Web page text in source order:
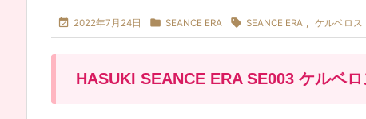
 2022年7月24日  SEANCE ERA  SEANCE ERA , ケルベロス
HASUKI SEANCE ERA SE003 ケルベ